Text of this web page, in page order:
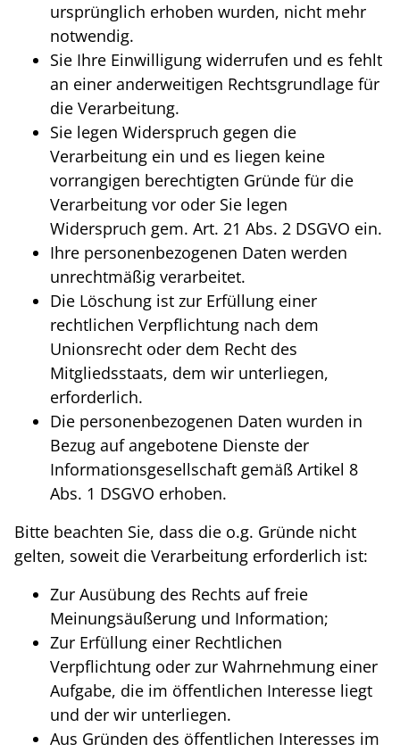
ursprünglich erhoben wurden, nicht mehr
notwendig.
Sie Ihre Einwilligung widerrufen und es fehlt
an einer anderweitigen Rechtsgrundlage für
die Verarbeitung.
Sie legen Widerspruch gegen die
Verarbeitung ein und es liegen keine
vorrangigen berechtigten Gründe für die
Verarbeitung vor oder Sie legen
Widerspruch gem. Art. 21 Abs. 2 DSGVO ein.
Ihre personenbezogenen Daten werden
unrechtmäßig verarbeitet.
Die Löschung ist zur Erfüllung einer
rechtlichen Verpflichtung nach dem
Unionsrecht oder dem Recht des
Mitgliedsstaats, dem wir unterliegen,
erforderlich.
Die personenbezogenen Daten wurden in
Bezug auf angebotene Dienste der
Informationsgesellschaft gemäß Artikel 8
Abs. 1 DSGVO erhoben.
Bitte beachten Sie, dass die o.g. Gründe nicht
gelten, soweit die Verarbeitung erforderlich ist:
Zur Ausübung des Rechts auf freie
Meinungsäußerung und Information;
Zur Erfüllung einer Rechtlichen
Verpflichtung oder zur Wahrnehmung einer
Aufgabe, die im öffentlichen Interesse liegt
und der wir unterliegen.
Aus Gründen des öffentlichen Interesses im